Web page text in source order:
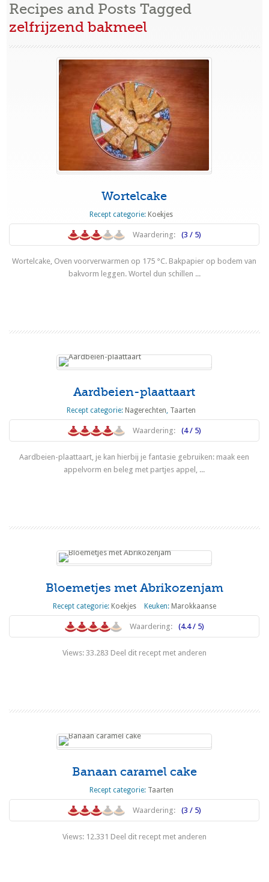
Recipes and Posts Tagged
zelfrijzend bakmeel
Wortelcake
Recept categorie: Koekjes
Waardering: (3 / 5)
Wortelcake, Oven voorverwarmen op 175 °C. Bakpapier op bodem van
bakvorm leggen. Wortel dun schillen ...
Aardbeien-plaattaart
Recept categorie: Nagerechten, Taarten
Waardering: (4 / 5)
Aardbeien-plaattaart, je kan hierbij je fantasie gebruiken: maak een
appelvorm en beleg met partjes appel, ...
Bloemetjes met Abrikozenjam
Recept categorie: Koekjes Keuken: Marokkaanse
Waardering: (4.4 / 5)
Views: 33.283 Deel dit recept met anderen
Banaan caramel cake
Recept categorie: Taarten
Waardering: (3 / 5)
Views: 12.331 Deel dit recept met anderen